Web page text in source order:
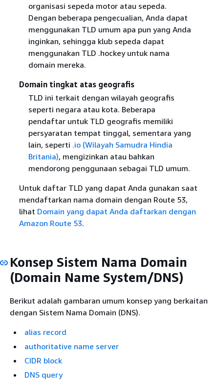
organisasi sepeda motor atau sepeda.
Dengan beberapa pengecualian, Anda dapat
menggunakan TLD umum apa pun yang Anda
inginkan, sehingga klub sepeda dapat
menggunakan TLD .hockey untuk nama
domain mereka.
Domain tingkat atas geografis
TLD ini terkait dengan wilayah geografis
seperti negara atau kota. Beberapa
pendaftar untuk TLD geografis memiliki
persyaratan tempat tinggal, sementara yang
lain, seperti .io (Wilayah Samudra Hindia
Britania), mengizinkan atau bahkan
mendorong penggunaan sebagai TLD umum.
Untuk daftar TLD yang dapat Anda gunakan saat
mendaftarkan nama domain dengan Route 53,
lihat Domain yang dapat Anda daftarkan dengan
Amazon Route 53.
Konsep Sistem Nama Domain
(Domain Name System/DNS)
Berikut adalah gambaran umum konsep yang berkaitan
dengan Sistem Nama Domain (DNS).
alias record
authoritative name server
CIDR block
DNS query